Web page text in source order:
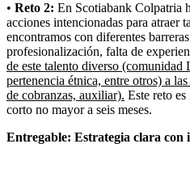
• Reto 2: En Scotiabank Colpatria
acciones intencionadas para atraer
encontramos con diferentes
profesionalización, falta de
de este talento diverso
pertenencia étnica, entre otros) a
de cobranzas, auxiliar). Este reto
corto no mayor a seis meses.
Entregable: Estrategia clara con